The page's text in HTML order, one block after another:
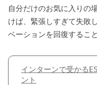
自分だけのお気に入りの
けば、緊張しすぎて失敗
ベーションを回復するこ
インターンで受かる
ント